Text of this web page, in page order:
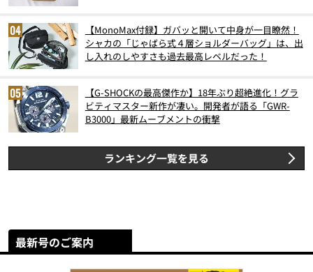
【MonoMax付録】ガバッと開いて中身が一目瞭然！
シャカの「じゃばら式４層ショルダーバッグ」は、出
し入れのしやすさも過去最高レベルだった！
【G-SHOCKの最高傑作か】18年ぶり超絶進化！グラ
ビティマスター新作が凄い。開発者が語る「GWR-
B3000」最新ムーブメントの衝撃
ランキング一覧を見る
最新号のご案内